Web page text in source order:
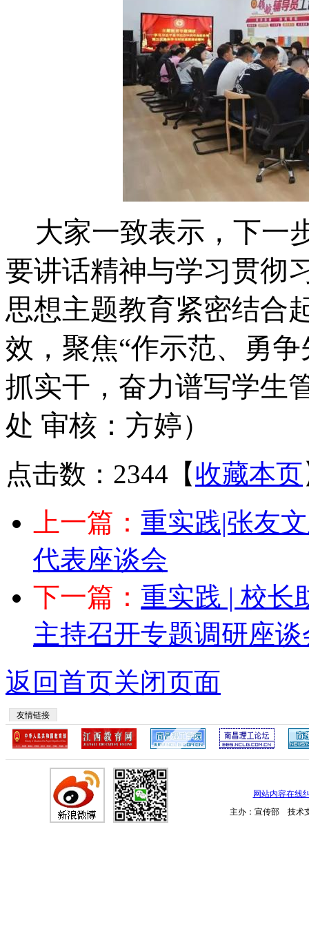
大家一致表示，下一
要讲话精神与学习贯彻
思想主题教育紧密结合
效，聚焦“作示范、勇
抓实干，奋力谱写学生
处 审核：方婷）
点击数：2344 【收藏本页
上一篇： 重实践|张友
代表座谈会
下一篇： 重实践 | 校长
主持召开专题调研座谈
返回首页关闭页面
友情链接
网站内容在线
主办：宣传部 技术